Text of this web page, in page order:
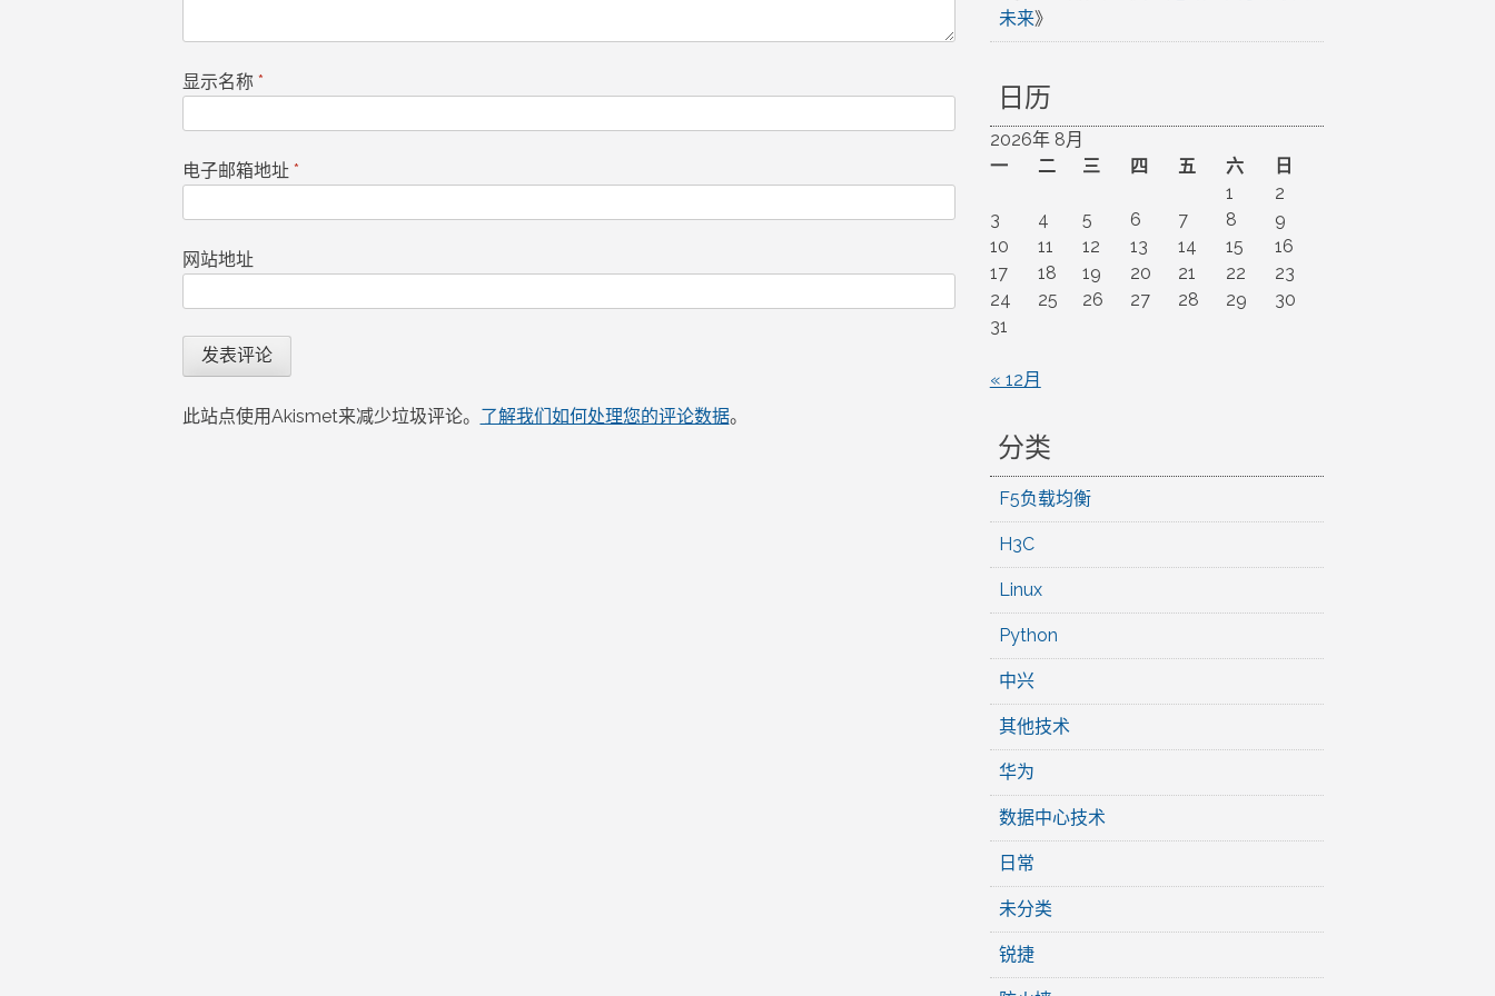
显示名称 *
电子邮箱地址 *
网站地址
此站点使用Akismet来减少垃圾评论。 了解我们如何处理您的评论数据。
未来》
日历
2026年 8月
一
二 三 四 五 六
日
1
2
3
4 5 6 7 8
9
10
11 12 13 14 15
16
17
18 19 20 21 22
23
24
25 26 27 28 29
30
31
« 12月
分类
F5负载均衡
H3C
Linux
Python
中兴
其他技术
华为
数据中心技术
日常
未分类
锐捷